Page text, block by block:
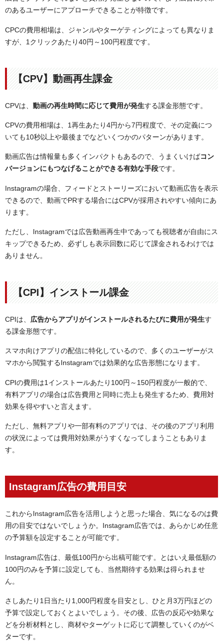
のあるユーザーにアプローチできることが特徴です。
CPCの費用相場は、ジャンルやターゲティングによっても異なりま
すが、1クリックあたり40円～100円程度です。
【CPV】動画再生課金
CPVは、 動画の再生時間に応じて費用が発生する課金形態です。
CPVの費用相場は、1再生あたり4円から7円程度で、その定義につ
いても10秒以上や最後までなどいくつかのパターンがあります。
動画広告は情報量も多くインパクトもあるので、うまくいけばコン
バージョンにもつなげることができる有効な手段です。
Instagramの場合、フィードとストーリーズにおいて動画広告を表示
できるので、動画でPRする場合にはCPVが採用されやすい傾向にあ
ります。
ただし、Instagramでは広告動画再生中であっても視聴者が自由にス
キップできるため、必ずしも表示回数に応じて課金されるわけでは
ありません。
【CPI】インストール課金
CPIは、 広告からアプリがインストールされるたびに費用が発生す
る課金形態です。
スマホ向けアプリの配信に特化しているので、多くのユーザーがス
マホから閲覧するInstagramでは効果的な広告形態になります。
CPIの費用は1インストールあたり100円～150円程度が一般的で、
有料アプリの場合は広告費用と同時に売上も発生するため、費用対
効果を得やすいと言えます。
ただし、無料アプリや一部有料のアプリでは、その後のアプリ利用
の状況によっては費用対効果がうすくなってしまうこともありま
す。
Instagram広告の費用目安
これからInstagram広告を活用しようと思った場合、気になるのは費
用の目安ではないでしょうか。Instagram広告では、あらかじめ任意
の予算額を設定することが可能です。
Instagram広告は、最低100円から出稿可能です。とはいえ最低額の
100円のみを予算に設定しても、当然期待する効果は得られませ
ん。
さしあたり1日当たり1,000円程度を目安とし、ひと月3万円ほどの
予算で設定しておくとよいでしょう。その後、広告の反応や効果な
どを分析材料とし、商材やターゲットに応じて調整していくのがベ
ターです。